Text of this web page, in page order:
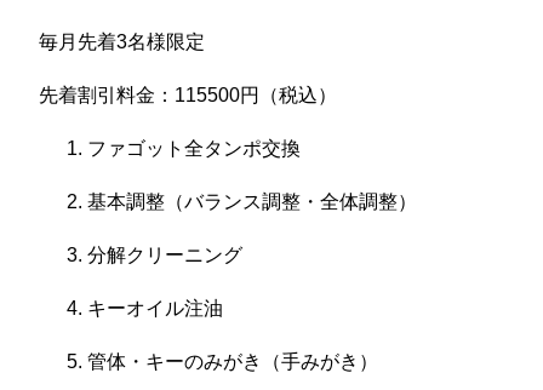
毎月先着3名様限定
先着割引料金：115500円（税込）
ファゴット全タンポ交換
基本調整（バランス調整・全体調整）
分解クリーニング
キーオイル注油
管体・キーのみがき（手みがき）